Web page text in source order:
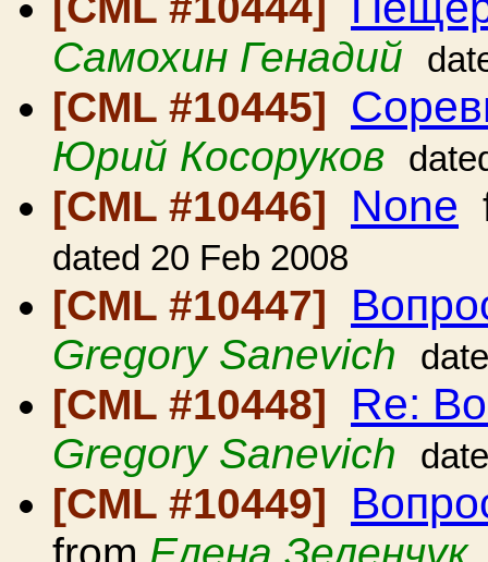
Самохин Генадий
[CML #10445]
Юрий Косоруков
[CML #10446] None
dated 20 Feb 2008
[CML #10447]
Gregory Sanevich
[CML #10448] Re:
Gregory Sanevich
[CML #10449]